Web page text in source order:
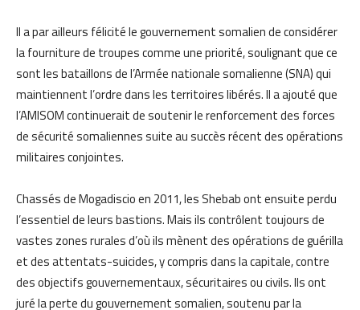
Il a par ailleurs félicité le gouvernement somalien de considérer
la fourniture de troupes comme une priorité, soulignant que ce
sont les bataillons de l’Armée nationale somalienne (SNA) qui
maintiennent l’ordre dans les territoires libérés. Il a ajouté que
l’AMISOM continuerait de soutenir le renforcement des forces
de sécurité somaliennes suite au succès récent des opérations
militaires conjointes.
Chassés de Mogadiscio en 2011, les Shebab ont ensuite perdu
l’essentiel de leurs bastions. Mais ils contrôlent toujours de
vastes zones rurales d’où ils mènent des opérations de guérilla
et des attentats-suicides, y compris dans la capitale, contre
des objectifs gouvernementaux, sécuritaires ou civils. Ils ont
juré la perte du gouvernement somalien, soutenu par la